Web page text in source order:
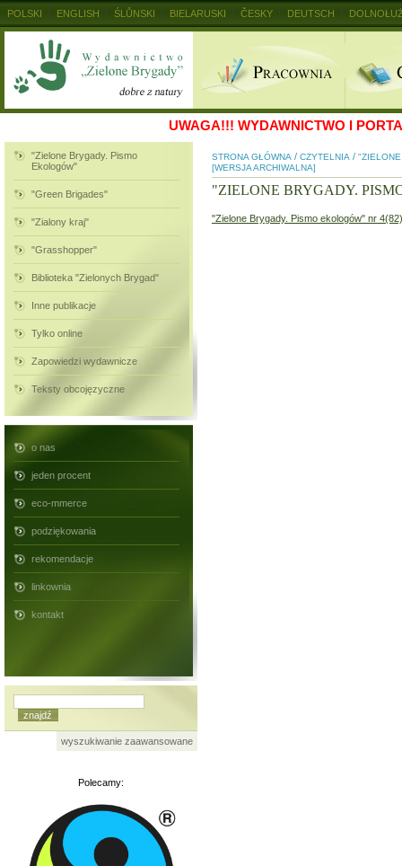
UWAGA!!! WYDAWNICTWO I
"Zielone Brygady. Pismo
Ekologów"
"Green Brigades"
"Zialony kraj"
"Grasshopper"
Biblioteka "Zielonych Brygad"
Inne publikacje
Tylko online
Zapowiedzi wydawnicze
Teksty obcojęzyczne
o nas
jeden procent
eco-mmerce
podziękowania
rekomendacje
linkownia
kontakt
wyszukiwanie zaawansowane
Polecamy:
STRONA GŁÓWNA / CZYTELNIA /
[WERSJA ARCHIWALNA]
"ZIELONE BRYGADY.
"Zielone Brygady. Pismo ekologów" nr
POLSKI ENGLISH ŚLŮNSKI BIELARUSKI ČESKY DEUTSCH